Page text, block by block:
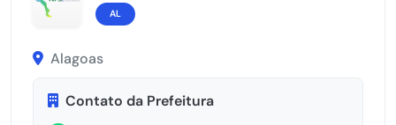
AL
Alagoas
Contato da Prefeitura